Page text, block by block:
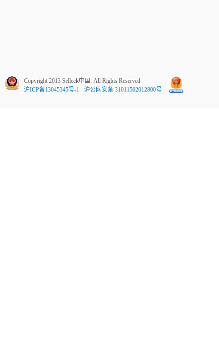
Copyright 2013 Selleck中国. All Rights Reserved.
沪ICP备13045345号-1
沪公网安备 31011502012800号